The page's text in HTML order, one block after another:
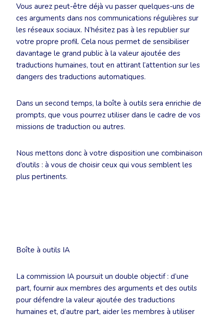
Vous aurez peut-être déjà vu passer quelques-uns de
ces arguments dans nos communications régulières sur
les réseaux sociaux. N’hésitez pas à les republier sur
votre propre profil. Cela nous permet de sensibiliser
davantage le grand public à la valeur ajoutée des
traductions humaines, tout en attirant l’attention sur les
dangers des traductions automatiques.
Dans un second temps, la boîte à outils sera enrichie de
prompts, que vous pourrez utiliser dans le cadre de vos
missions de traduction ou autres.
Nous mettons donc à votre disposition une combinaison
d’outils : à vous de choisir ceux qui vous semblent les
plus pertinents.
Boîte à outils IA
La commission IA poursuit un double objectif : d’une
part, fournir aux membres des arguments et des outils
pour défendre la valeur ajoutée des traductions
humaines et, d’autre part, aider les membres à utiliser